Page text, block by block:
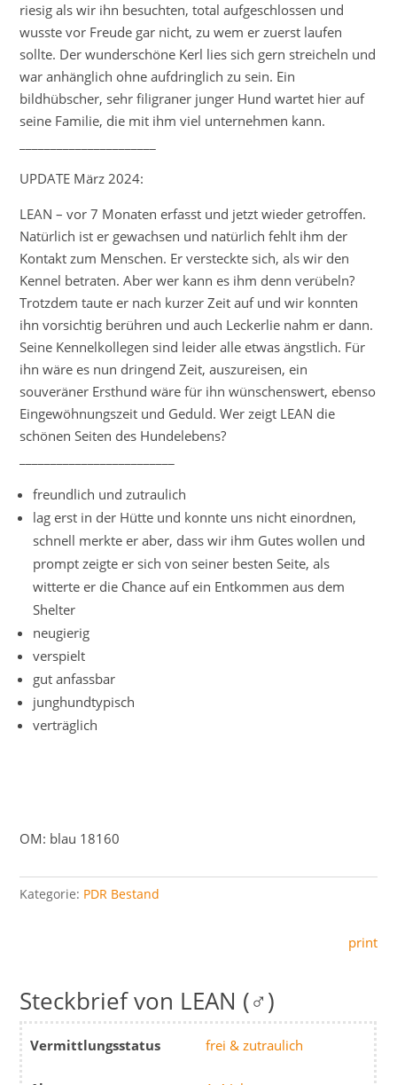
riesig als wir ihn besuchten, total aufgeschlossen und
wusste vor Freude gar nicht, zu wem er zuerst laufen
sollte. Der wunderschöne Kerl lies sich gern streicheln und
war anhänglich ohne aufdringlich zu sein. Ein
bildhübscher, sehr filigraner junger Hund wartet hier auf
seine Familie, die mit ihm viel unternehmen kann.
UPDATE März 2024:
LEAN – vor 7 Monaten erfasst und jetzt wieder getroffen.
Natürlich ist er gewachsen und natürlich fehlt ihm der
Kontakt zum Menschen. Er versteckte sich, als wir den
Kennel betraten. Aber wer kann es ihm denn verübeln?
Trotzdem taute er nach kurzer Zeit auf und wir konnten
ihn vorsichtig berühren und auch Leckerlie nahm er dann.
Seine Kennelkollegen sind leider alle etwas ängstlich. Für
ihn wäre es nun dringend Zeit, auszureisen, ein
souveräner Ersthund wäre für ihn wünschenswert, ebenso
Eingewöhnungszeit und Geduld. Wer zeigt LEAN die
schönen Seiten des Hundelebens?
freundlich und zutraulich
lag erst in der Hütte und konnte uns nicht einordnen,
schnell merkte er aber, dass wir ihm Gutes wollen und
prompt zeigte er sich von seiner besten Seite, als
witterte er die Chance auf ein Entkommen aus dem
Shelter
neugierig
verspielt
gut anfassbar
junghundtypisch
verträglich
OM: blau 18160
Kategorie: PDR Bestand
print
LEAN (♂)
Vermittlungsstatus frei & zutraulich